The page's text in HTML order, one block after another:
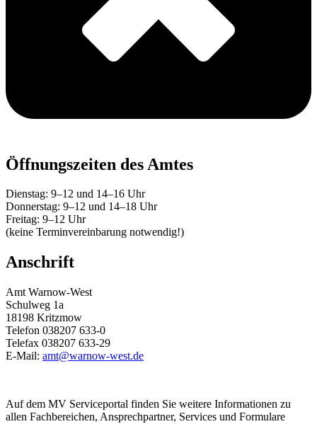
Öffnungszeiten des Amtes
Dienstag: 9–12 und 14–16 Uhr
Donnerstag: 9–12 und 14–18 Uhr
Freitag: 9–12 Uhr
(keine Terminvereinbarung notwendig!)
Anschrift
Amt Warnow-West
Schulweg 1a
18198 Kritzmow
Telefon 038207 633-0
Telefax 038207 633-29
E-Mail: amt@warnow-west.de
Auf dem MV Serviceportal finden Sie weitere Informationen zu
allen Fachbereichen, Ansprechpartner, Services und Formulare